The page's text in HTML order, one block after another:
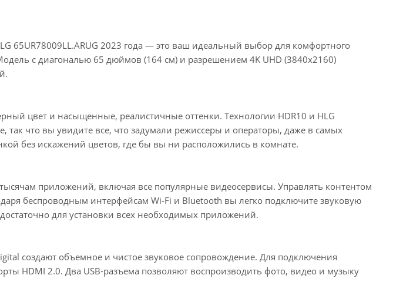
65UR78009LL.ARUG 2023 года — это ваш идеальный выбор для комфортного
с диагональю 65 дюймов (164 см) и разрешением 4K UHD (3840x2160)
цвет и насыщенные, реалистичные оттенки. Технологии HDR10 и HLG
что вы увидите все, что задумали режиссеры и операторы, даже в самых
без искажений цветов, где бы вы ни расположились в комнате.
приложений, включая все популярные видеосервисы. Управлять контентом
беспроводным интерфейсам Wi-Fi и Bluetooth вы легко подключите звуковую
для установки всех необходимых приложений.
создают объемное и чистое звуковое сопровождение. Для подключения
HDMI 2.0. Два USB-разъема позволяют воспроизводить фото, видео и музыку